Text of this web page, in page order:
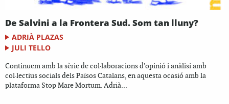
De Salvini a la Frontera Sud. Som tan lluny?
ADRIÀ PLAZAS
JULI TELLO
Continuem amb la sèrie de col·laboracions d’opinió i anàlisi amb
col·lectius socials dels Països Catalans, en aquesta ocasió amb la
plataforma Stop Mare Mortum. Adrià...